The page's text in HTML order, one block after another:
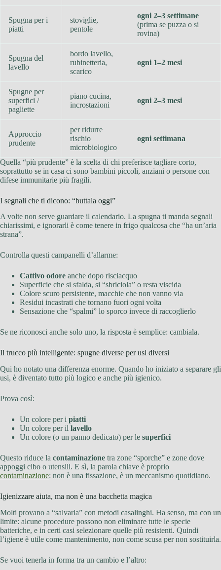
Spugna per i
piatti
stoviglie,
pentole
ogni 2–3 settimane
(prima se puzza o si
rovina)
Spugna del
lavello
bordo lavello,
rubinetteria,
scarico
ogni 1–2 mesi
Spugne per
superfici /
pagliette
piano cucina,
incrostazioni
ogni 2–3 mesi
Approccio
prudente
per ridurre
rischio
microbiologico
ogni settimana
Quella “più prudente” è la scelta di chi preferisce tagliare corto,
soprattutto se in casa ci sono bambini piccoli, anziani o persone con
difese immunitarie più fragili.
I segnali che ti dicono: “buttala oggi”
A volte non serve guardare il calendario. La spugna ti manda segnali
chiarissimi, e ignorarli è come tenere in frigo qualcosa che “ha un’aria
strana”.
Controlla questi campanelli d’allarme:
Cattivo odore anche dopo risciacquo
Superficie che si sfalda, si “sbriciola” o resta viscida
Colore scuro persistente, macchie che non vanno via
Residui incastrati che tornano fuori ogni volta
Sensazione che “spalmi” lo sporco invece di raccoglierlo
Se ne riconosci anche solo uno, la risposta è semplice: cambiala.
Il trucco più intelligente: spugne diverse per usi diversi
Qui ho notato una differenza enorme. Quando ho iniziato a separare gli
usi, è diventato tutto più logico e anche più igienico.
Prova così:
Un colore per i piatti
Un colore per il lavello
Un colore (o un panno dedicato) per le superfici
Questo riduce la contaminazione tra zone “sporche” e zone dove
appoggi cibo o utensili. E sì, la parola chiave è proprio
contaminazione: non è una fissazione, è un meccanismo quotidiano.
Igienizzare aiuta, ma non è una bacchetta magica
Molti provano a “salvarla” con metodi casalinghi. Ha senso, ma con un
limite: alcune procedure possono non eliminare tutte le specie
batteriche, e in certi casi selezionare quelle più resistenti. Quindi
l’igiene è utile come mantenimento, non come scusa per non sostituirla.
Se vuoi tenerla in forma tra un cambio e l’altro: